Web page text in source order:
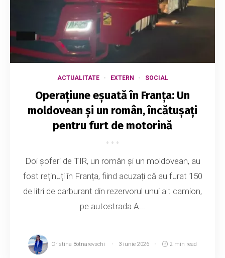
ACTUALITATE EXTERN SOCIAL
Operațiune eșuată în Franța: Un
moldovean și un român, încătușați
pentru furt de motorină
Doi șoferi de TIR, un român și un moldovean, au
fost reținuți în Franța, fiind acuzați că au furat 150
de litri de carburant din rezervorul unui alt camion,
pe autostrada A...
Cristina Botnarevschi 3 iunie 2026 2 min read